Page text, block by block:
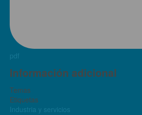
pdf
Información adicional
Temas
Etiquetas
Industria y servicios